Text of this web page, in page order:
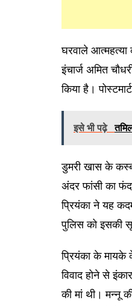
घरवाले आत्महत्या
इंचार्ज अमित
किया है।
इसे भी पढ़े
डुमरी खास के
अंदर फांसी का
प्रियंका ने यह
पुलिस को इसकी
प्रियंका के मायके
विवाद होने से
की मां थी। मन्नू